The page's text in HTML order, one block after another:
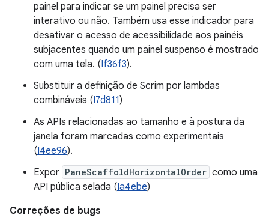
painel para indicar se um painel precisa ser
interativo ou não. Também usa esse indicador para
desativar o acesso de acessibilidade aos painéis
subjacentes quando um painel suspenso é mostrado
com uma tela. (If36f3).
Substituir a definição de Scrim por lambdas
combináveis (I7d811)
As APIs relacionadas ao tamanho e à postura da
janela foram marcadas como experimentais
(I4ee96).
Expor PaneScaffoldHorizontalOrder como uma
API pública selada (Ia4ebe)
Correções de bugs